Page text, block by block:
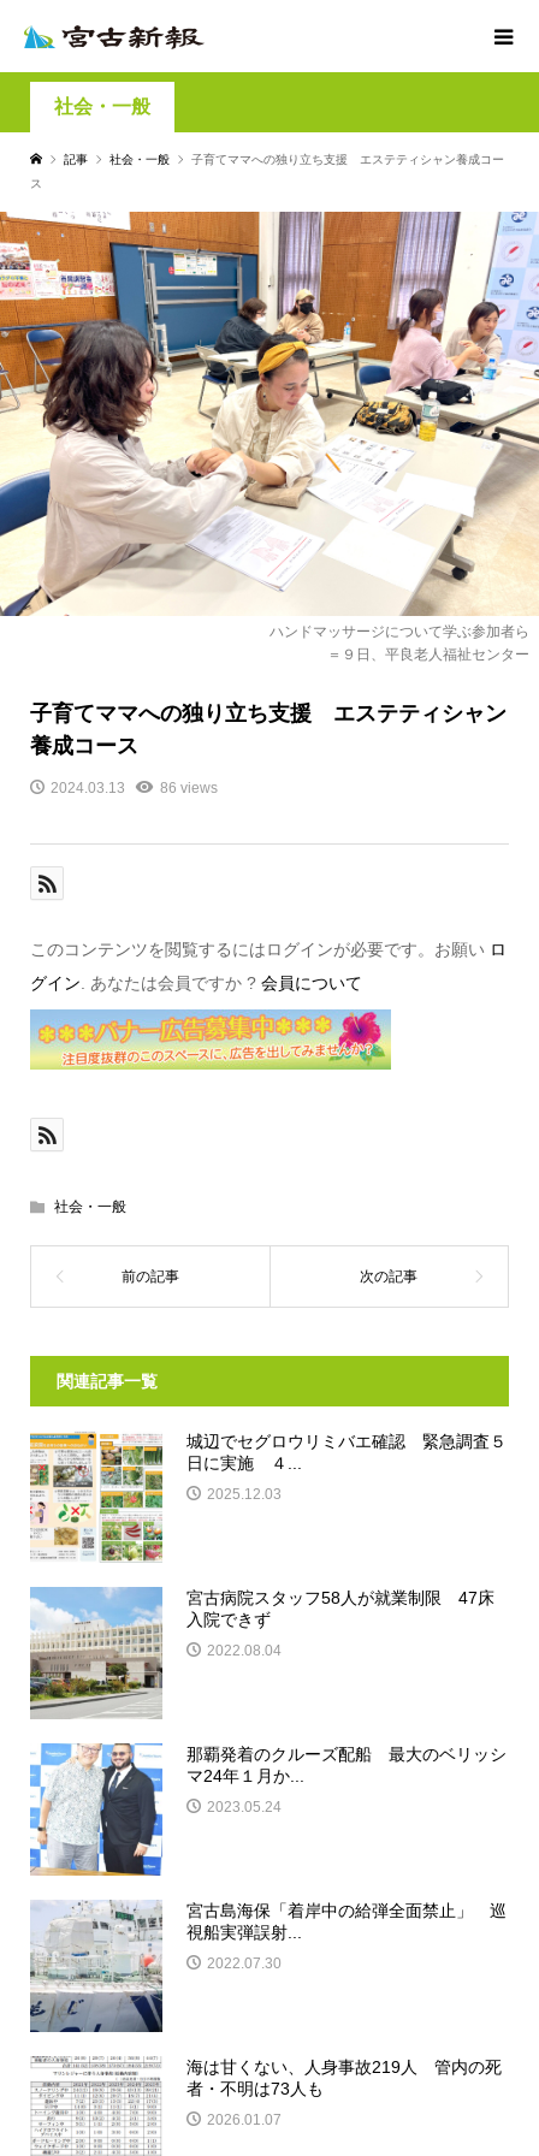
社会・一般
記事 社会・一般
子育てママへの独り立ち支援 エステティシャン養成コー
ス
ハンドマッサージについて学ぶ参加者ら
＝９日、平良老人福祉センター
子育てママへの独り立ち支援 エステティシャン
養成コース
2024.03.13 86 views
このコンテンツを閲覧するにはログインが必要です。お願い ロ
グイン . あなたは会員ですか ? 会員について
社会・一般
関連記事一覧
城辺でセグロウリミバエ確認 緊急調査５
日に実施 ４...
2025.12.03
宮古病院スタッフ58人が就業制限 47床
入院できず
2022.08.04
那覇発着のクルーズ配船 最大のベリッシ
マ24年１月か...
2023.05.24
宮古島海保「着岸中の給弾全面禁止」 巡
視船実弾誤射...
2022.07.30
海は甘くない、人身事故219人 管内の死
者・不明は73人も
2026.01.07